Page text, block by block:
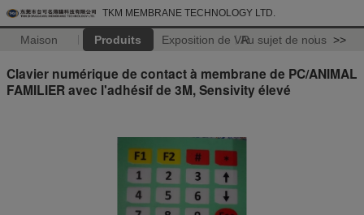
TKM MEMBRANE TECHNOLOGY LTD.
Maison Produits Exposition de VRAu sujet de nous >>
Clavier numérique de contact à membrane de PC/ANIMAL
FAMILIER avec l'adhésif de 3M, Sensivity élevé